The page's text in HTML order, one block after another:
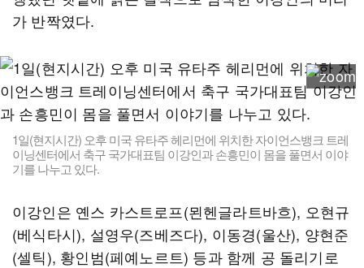
가 반짝였다.
1일(현지시간) 오후 미국 유타주 헤리먼에 위치한 자이언스뱅크 트레
이닝센터에서 축구 국가대표팀 이강인과 손흥민이 몸을 풀면서 이야
기를 나누고 있다.
이강인은 옌스 카스트로프(묀헨글라트바흐), 오현규
(베식타시), 설영우(즈베즈다), 이동경(울산), 양현준
(셀틱), 황인범(페예노르트) 등과 함께 공 돌리기로